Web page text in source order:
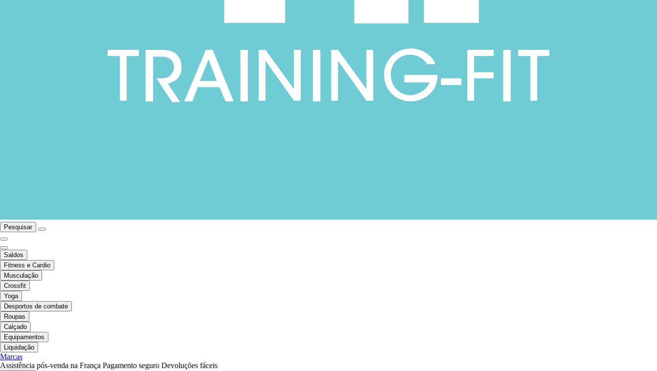
Pesquisar
Saldos
Fitness e Cardio
Musculação
Crossfit
Yoga
Desportos de combate
Roupas
Calçado
Equipamentos
Liquidação
Marcas
Assistência pós-venda na França Pagamento seguro Devoluções fáceis